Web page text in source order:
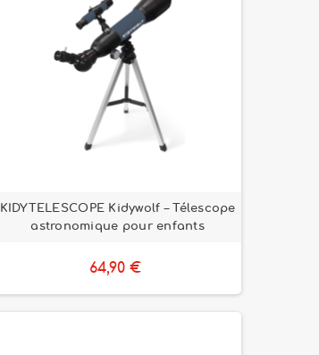
KIDYTELESCOPE Kidywolf – Télescope
astronomique pour enfants
64,90 €